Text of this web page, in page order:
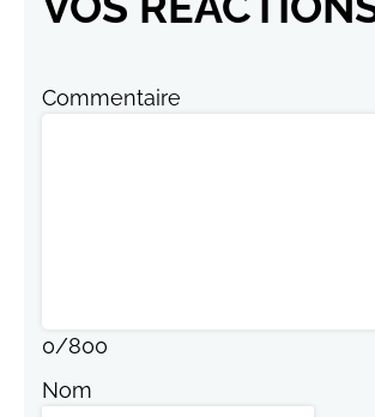
Commentaire
0/800
Nom